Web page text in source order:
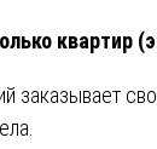
квартир
заказывает